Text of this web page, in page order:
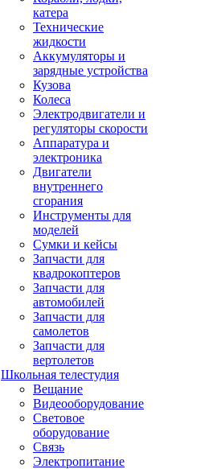
катера
Технические
жидкости
Аккумуляторы и
зарядные устройства
Кузова
Колеса
Электродвигатели и
регуляторы скорости
Аппаратура и
электроника
Двигатели
внутреннего
сгорания
Инструменты для
моделей
Сумки и кейсы
Запчасти для
квадрокоптеров
Запчасти для
автомобилей
Запчасти для
самолетов
Запчасти для
вертолетов
Школьная телестудия
Вещание
Видеооборудование
Световое
оборудование
Связь
Электропитание